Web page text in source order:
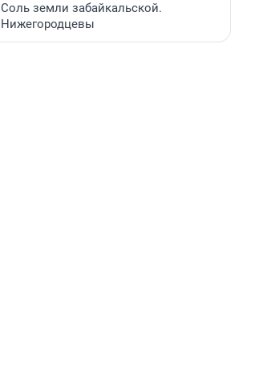
Соль земли забайкальской.
Нижегородцевы